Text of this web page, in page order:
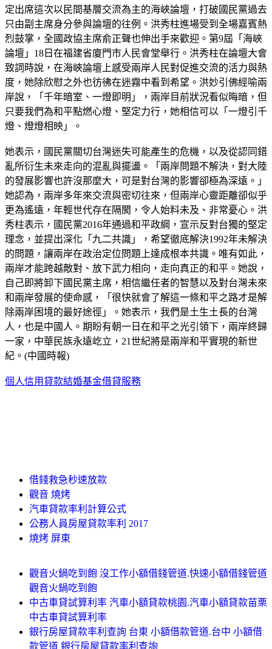
定出席這次以民間基層交流為主的海峽論壇，打破國民黨過去
只由副主席身分參與論壇的往例。洪秀柱進場受到全場嘉賓熱
烈鼓掌，全國政協主席俞正聲也伸出手來歡迎。第9屆「海峽
論壇」18日在福建省廈門市人民會堂舉行。洪秀柱在論壇大會
致詞時說，在海峽論壇上感受兩岸人民對促進交流的活力與熱
度，她除欣慰之外也彷彿在迷霧中看到希望。洪妙引佛經喻兩
岸說，「千年暗室、一燈即明」，兩岸目前狀況看似晦暗，但
只要我們為和平點燃心燈、堅定力行，她相信可以「一燈引千
燈、燈燈相映」。
她表示，國民黨關切台灣迷失可能產生的危機，以及從認同錯
亂所衍生未來走向的混亂與擺盪。「兩岸問題不解決，對大陸
的發展影響也許沒那麼大，可是對台灣的影響卻極為深遠。」
她認為，兩岸多年來交流與密切往來，但兩岸心靈距離卻似乎
更為遙遠，年輕世代存在隔閡，令人始料未及、非常憂心。洪
秀柱表示，國民黨2016年通過和平政綱，宣示反對台獨的堅定
理念，並提出深化「九二共識」，希望徹底解決1992年未解決
的問題，讓兩岸在政治定位問題上達成根本共識。唯有如此，
兩岸才能跨越敵對、放下武力相向，走向真正的和平。她說，
自己即將卸下國民黨主席，相信繼任者的智慧以及對台灣未來
和兩岸發展的使命感，「很快就會了解這一條和平之路才是解
除兩岸困境的最好途徑」。她表示，我們是土生土長的台灣
人，也是中國人。期盼有朝一日在和平之光引領下，兩岸終歸
一家，中華民族永遠屹立，21世紀將是兩岸和平實現的新世
紀。(中國時報)
個人信用貸款結婚基金借貸服務
借錢救急秒速放款
觀音 燒烤
汽車貸款率利計算公式
公務人員房屋貸款率利 2017
燒烤 屏東
觀音火鍋吃到飽 沒工作小額借錢管道.快速小額借錢管道
觀音火鍋吃到飽
中古車貸試算利率 汽車小額貸款桃園.汽車小額貸款苗栗
中古車貸試算利率
銀行房屋貸款率利查詢 台東 小額借款管道.台中 小額借
款管道 銀行房屋貸款率利查詢